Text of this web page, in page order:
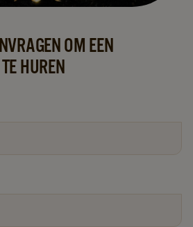
OM EEN
HUREN